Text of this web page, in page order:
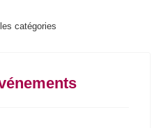
catégories